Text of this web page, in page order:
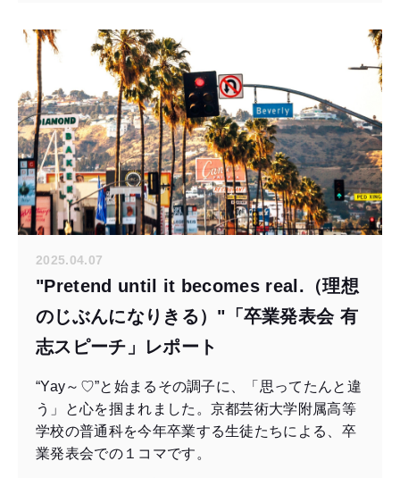
2025.04.07
"Pretend until it becomes real.（理想
のじぶんになりきる）"「卒業発表会 有
志スピーチ」レポート
“Yay～♡”と始まるその調子に、「思ってたんと違
う」と心を掴まれました。京都芸術大学附属高等
学校の普通科を今年卒業する生徒たちによる、卒
業発表会での１コマです。